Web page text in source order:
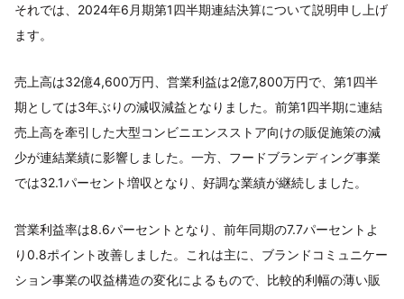
それでは、2024年6月期第1四半期連結決算について説明申し上げ
ます。
売上高は32億4,600万円、営業利益は2億7,800万円で、第1四半
期としては3年ぶりの減収減益となりました。前第1四半期に連結
売上高を牽引した大型コンビニエンスストア向けの販促施策の減
少が連結業績に影響しました。一方、フードブランディング事業
では32.1パーセント増収となり、好調な業績が継続しました。
営業利益率は8.6パーセントとなり、前年同期の7.7パーセントよ
り0.8ポイント改善しました。これは主に、ブランドコミュニケー
ション事業の収益構造の変化によるもので、比較的利幅の薄い販